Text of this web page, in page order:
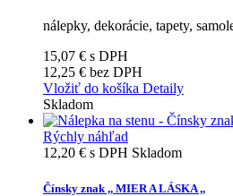
nálepky, dekorácie, tapety,
15,07 € s DPH
12,25 € bez DPH
Vložiť do košíka Detaily
Skladom
Rýchly náhľad
12,20 € s DPH Skladom
Čínsky znak ,, MIER A LÁSKA ,,